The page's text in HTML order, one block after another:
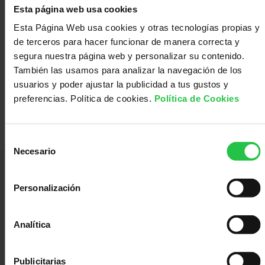
Esta página web usa cookies
Esta Página Web usa cookies y otras tecnologías propias y
de terceros para hacer funcionar de manera correcta y
segura nuestra página web y personalizar su contenido.
También las usamos para analizar la navegación de los
usuarios y poder ajustar la publicidad a tus gustos y
preferencias. Política de cookies. Política de Cookies
Necesario
Personalización
Analítica
Publicitarias
con
nosotros
Sala
de
prensa
Observatorio
Actualidad
psicológico
Atención
social
Orientación
Lideramos el esfuerzo de la sociedad española para disminuir el impacto
causado por el cáncer y mejorar la vida de las personas.